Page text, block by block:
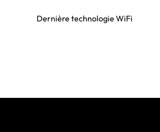
Dernière technologie WiFi